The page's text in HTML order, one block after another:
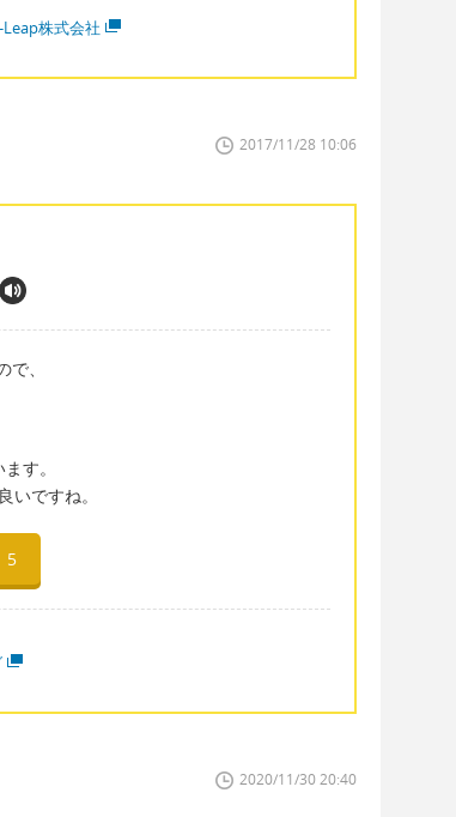
株式会社
2017/11/28 10:06
、
す。
ですね。
5
2020/11/30 20:40